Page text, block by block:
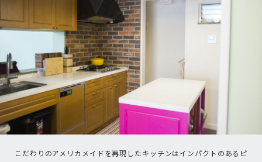
こだわりのアメリカメイドを再現したキッチンはインパクトのあるピ